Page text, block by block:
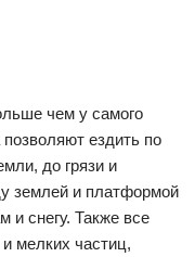
чем у самого
ездить по
до грязи и
землей и платформой
и снегу. Также все
мелких частиц,